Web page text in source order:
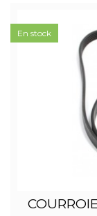
En stock